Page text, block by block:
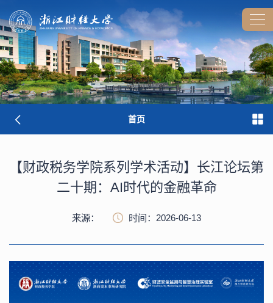
首页
【财政税务学院系列学术活动】长江论坛第
二十期：AI时代的金融革命
来源： 时间：2026-06-13